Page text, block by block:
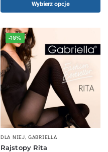
Wybierz opcje
-10%
DLA NIEJ,GABRIELLA
Rajstopy Rita